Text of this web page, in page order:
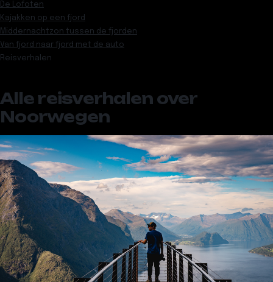
De Lofoten
Kajakken op een fjord
Middernachtzon tussen de fjorden
Van fjord naar fjord met de auto
Reisverhalen
Alle reisverhalen over
Noorwegen